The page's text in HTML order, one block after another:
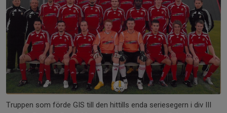
Truppen som förde GIS till den hittills enda seriesegern i div III